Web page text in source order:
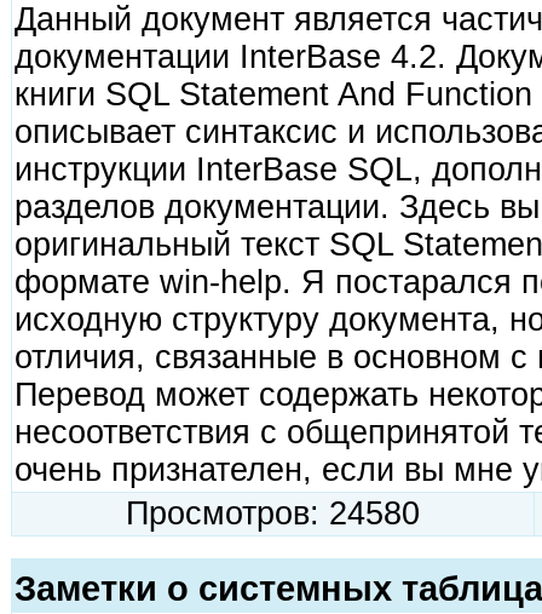
Данный документ является
документации InterBase 4.2.
книги SQL Statement And
описывает синтаксис и
инструкции InterBase SQL,
разделов документации. Здесь
оригинальный текст SQL
формате win-help. Я постарался
исходную структуру документа,
отличия, связанные в основном
Перевод может содержать
несоответствия с общепринятой
очень признателен, если вы мне
Просмотров: 24580
Заметки о системных